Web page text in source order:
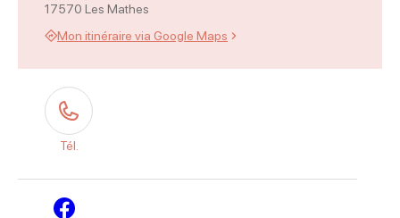
17570 Les Mathes
Mon itinéraire via Google Maps
Tél.